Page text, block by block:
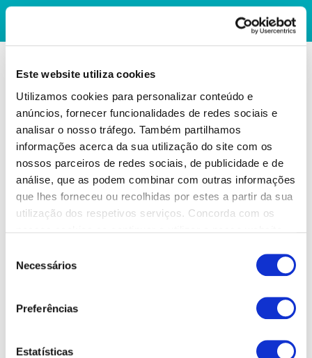
Este website utiliza cookies
Utilizamos cookies para personalizar conteúdo e
anúncios, fornecer funcionalidades de redes sociais e
analisar o nosso tráfego. Também partilhamos
informações acerca da sua utilização do site com os
nossos parceiros de redes sociais, de publicidade e de
análise, que as podem combinar com outras informações
que lhes forneceu ou recolhidas por estes a partir da sua
utilização dos respetivos serviços. Concorda com os
Necessários
Preferências
Estatísticas